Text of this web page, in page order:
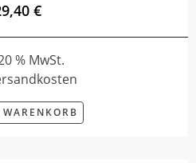
€
% MwSt.